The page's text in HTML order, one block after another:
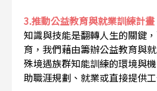
3.推動公益教育與就業訓練計畫
知識與技能是翻轉人生的關鍵
育，我們藉由籌辦公益教育與
殊境遇族群知能訓練的環境與
助職涯規劃、就業或直接提供工